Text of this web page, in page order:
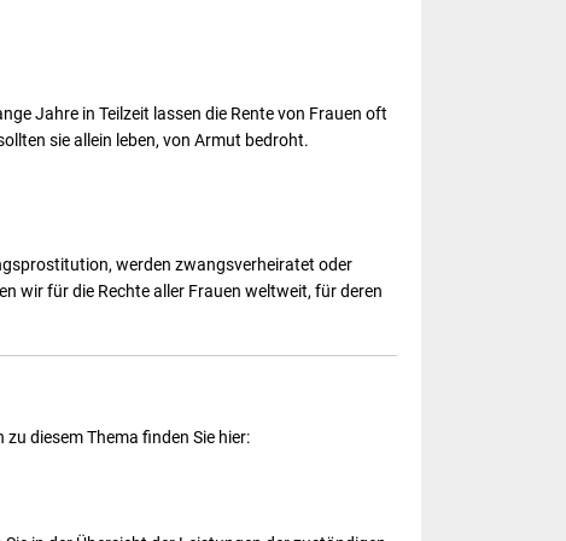
Jahre in Teilzeit lassen die Rente von Frauen oft
sie allein leben, von Armut bedroht.
werden zwangsverheiratet oder
wir für die Rechte aller Frauen weltweit, für deren
diesem Thema finden Sie hier: